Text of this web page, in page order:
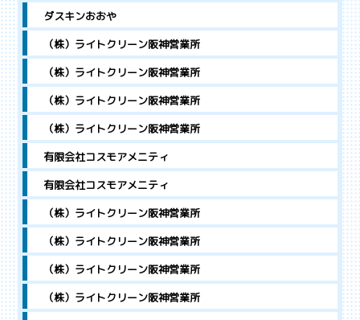
ダスキンおおや
（株）ライトクリーン阪神営業所
（株）ライトクリーン阪神営業所
（株）ライトクリーン阪神営業所
（株）ライトクリーン阪神営業所
有限会社コスモアメニティ
有限会社コスモアメニティ
（株）ライトクリーン阪神営業所
（株）ライトクリーン阪神営業所
（株）ライトクリーン阪神営業所
（株）ライトクリーン阪神営業所